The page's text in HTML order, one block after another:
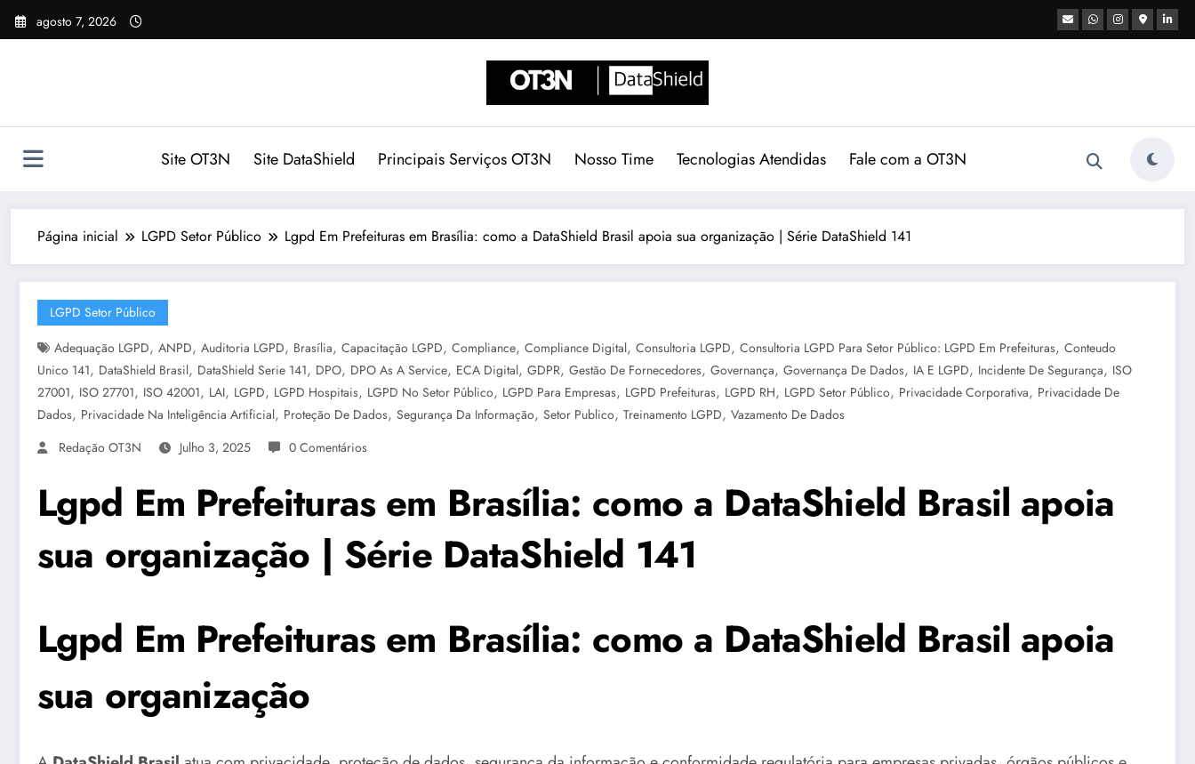
Pular
para
agosto 7, 2026
Site OT3N Site DataShield Principais Serviços OT3N Nosso Time Tecnologias Atendidas Fale com a OT3N
Página inicial LGPD Setor Público Lgpd Em Prefeituras em Brasília: como a DataShield Brasil apoia sua organização | Série DataShield 141
LGPD Setor Público
Adequação LGPD, ANPD, Auditoria LGPD, Brasília, Capacitação LGPD, Compliance, Compliance Digital, Consultoria LGPD, Consultoria LGPD Para Setor Público: LGPD Em Prefeituras, Conteudo
Unico 141, DataShield Brasil, DataShield Serie 141, DPO, DPO As A Service, ECA Digital, GDPR, Gestão De Fornecedores, Governança, Governança De Dados, IA E LGPD, Incidente De Segurança, ISO
27001, ISO 27701, ISO 42001, LAI, LGPD, LGPD Hospitais, LGPD No Setor Público, LGPD Para Empresas, LGPD Prefeituras, LGPD RH, LGPD Setor Público, Privacidade Corporativa, Privacidade De
Dados, Privacidade Na Inteligência Artificial, Proteção De Dados, Segurança Da Informação, Setor Publico, Treinamento LGPD, Vazamento De Dados
Redação OT3N
Julho 3, 2025 0 Comentários
Lgpd Em Prefeituras em Brasília: como a DataShield Brasil apoia
sua organização | Série DataShield 141
Lgpd Em Prefeituras em Brasília: como a DataShield Brasil apoia
sua organização